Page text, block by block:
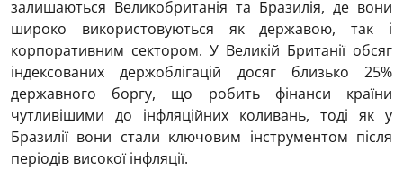
залишаються Великобританія та Бразилія, де вони
широко використовуються як державою, так і
корпоративним сектором. У Великій Британії обсяг
індексованих держоблігацій досяг близько 25%
державного боргу, що робить фінанси країни
чутливішими до інфляційних коливань, тоді як у
Бразилії вони стали ключовим інструментом після
періодів високої інфляції.